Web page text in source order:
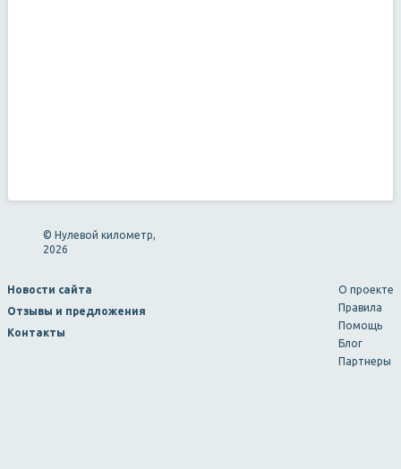
© Нулевой километр,
2026
Новости сайта
Отзывы и предложения
Контакты
О проекте
Правила
Помощь
Блог
Партнеры